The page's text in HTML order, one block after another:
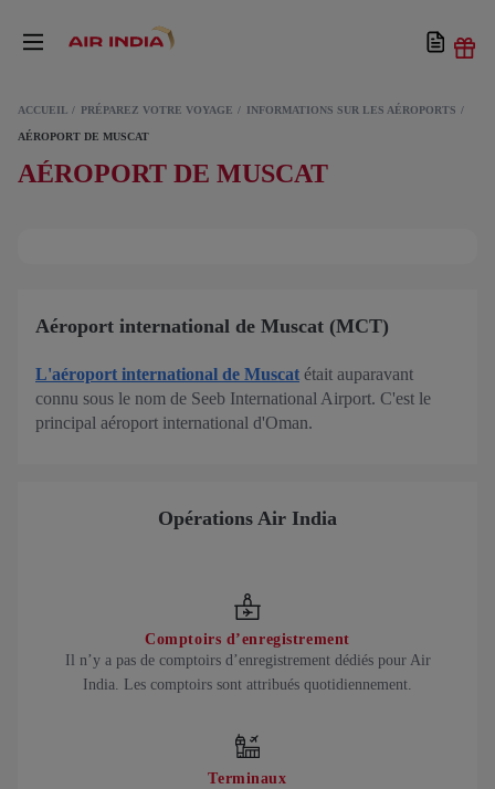
ACCUEIL PRÉPAREZ VOTRE VOYAGE INFORMATIONS SUR LES AÉROPORTS
AÉROPORT DE MUSCAT
AÉROPORT DE MUSCAT
Aéroport international de Muscat (MCT)
L'aéroport international de Muscat était auparavant
connu sous le nom de Seeb International Airport. C'est le
principal aéroport international d'Oman.
Opérations Air India
Comptoirs d’enregistrement
Il n’y a pas de comptoirs d’enregistrement dédiés pour Air
India. Les comptoirs sont attribués quotidiennement.
Terminaux